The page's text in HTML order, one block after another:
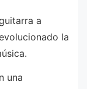
a
la
una